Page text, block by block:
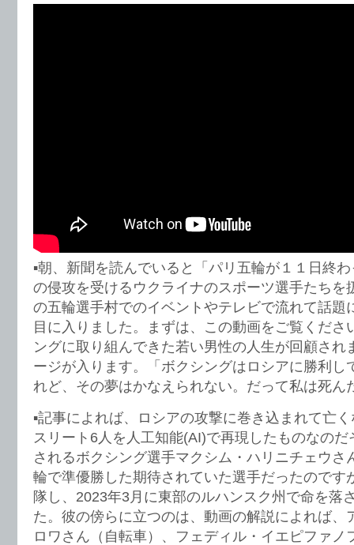
▪️朝、新聞を読んでいると「パリ五輪が１１日終
の侵攻を受けるウクライナのスポーツ選手たちを
の五輪選手村でのイベントやテレビで流れて話題
目に入りました。まずは、この動画をご覧くださ
ングに取り組んできた若い男性の人生が回顧され
ージが入ります。「ボクシングはロシアに勝利し
れど、その夢はかなえられない。だって私は死ん
▪️記事によれば、ロシアの攻撃に巻き込まれて亡
スリート6人を人工知能(AI)で再現したものなの
されるボクシング選手マクシム・ハリニチェウさ
輪で準優勝した期待されていた選手だったのです
隊し、2023年3月に東部のルハンスク州で命を落
た。彼の傍らに立つのは、動画の解説によれば、
ロワさん（自転車）、フェディル・イエピファノ